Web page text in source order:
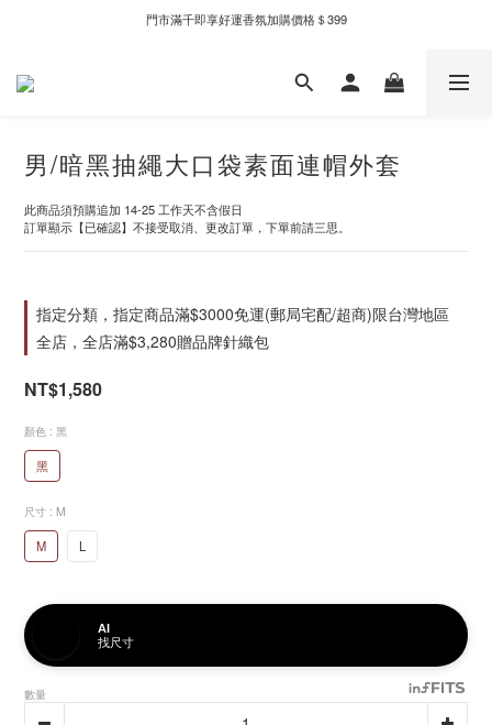
新自製款系列首批限時優惠｜單件95折，任兩件9折
門市滿千即享好運香氛加購價格＄399
男/暗黑抽繩大口袋素面連帽外套
此商品須預購追加 14-25 工作天不含假日
訂單顯示【已確認】不接受取消、更改訂單，下單前請三思。
指定分類，指定商品滿$3000免運(郵局宅配/超商)限台灣地區
全店，全店滿$3,280贈品牌針織包
NT$1,580
顏色 : 黑
黑
尺寸 : M
M L
AI
找尺寸
數量